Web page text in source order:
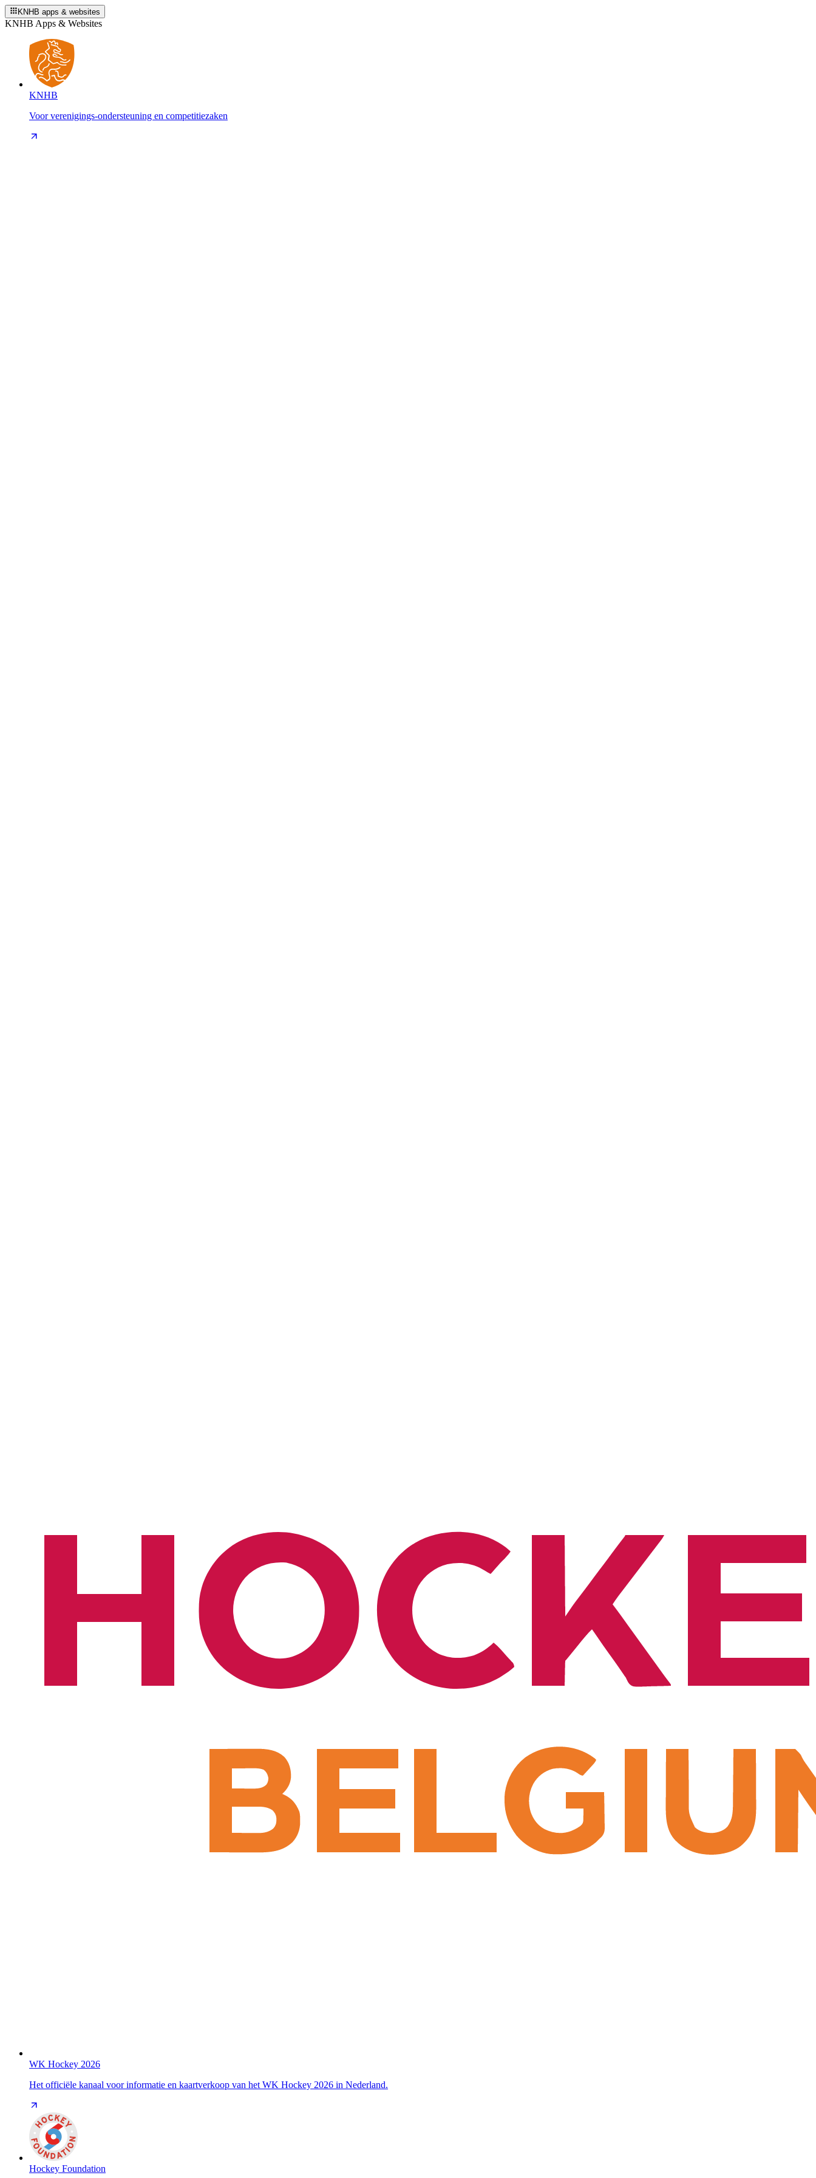
KNHB apps & websites
KNHB Apps & Websites
KNHB
Voor verenigings-ondersteuning en competitiezaken
WK Hockey 2026
Het officiële kanaal voor informatie en kaartverkoop van het WK Hockey 2026 in Nederland.
Hockey Foundation